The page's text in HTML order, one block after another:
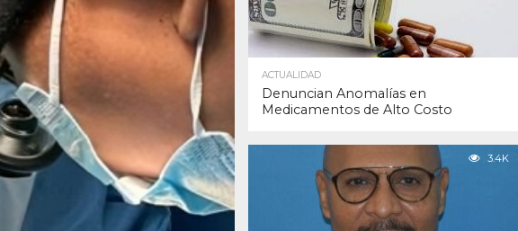
ACTUALIDAD
Denuncian Anomalías en
Medicamentos de Alto Costo
3.4K